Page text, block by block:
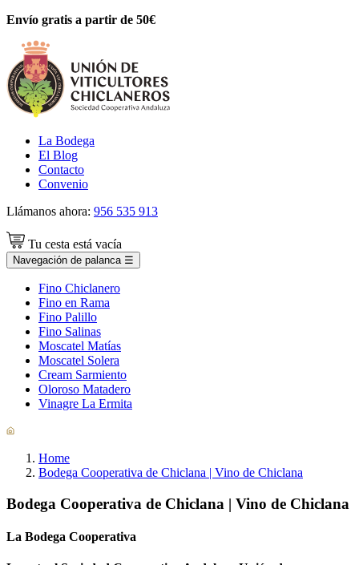
Envío gratis a partir de 50€
La Bodega
El Blog
Contacto
Convenio
Llámanos ahora: 956 535 913
Tu cesta está vacía
Navegación de palanca ☰
Fino Chiclanero
Fino en Rama
Fino Palillo
Fino Salinas
Moscatel Matías
Moscatel Solera
Cream Sarmiento
Oloroso Matadero
Vinagre La Ermita
Home
Bodega Cooperativa de Chiclana | Vino de Chiclana
Bodega Cooperativa de Chiclana | Vino de Chiclana
La Bodega Cooperativa